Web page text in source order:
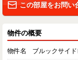
この部屋をお問い
物件の概要
物件名 ブルックサイ